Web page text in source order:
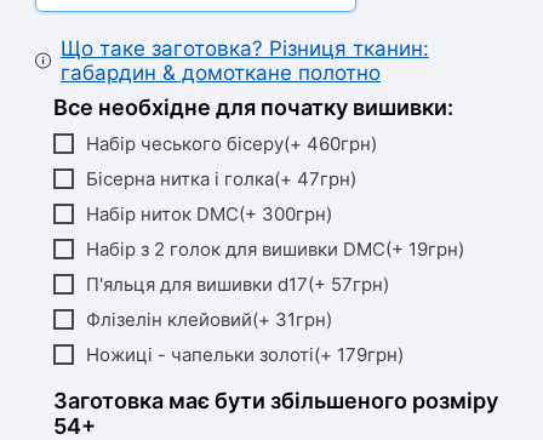
Що таке заготовка? Різниця тканин:
габардин & домоткане полотно
Все необхідне для початку вишивки:
Набір чеського бісеру(+ 460грн)
Бісерна нитка і голка(+ 47грн)
Набір ниток DMC(+ 300грн)
Набір з 2 голок для вишивки DMC(+ 19грн)
П'яльця для вишивки d17(+ 57грн)
Флізелін клейовий(+ 31грн)
Ножиці - чапельки золоті(+ 179грн)
Заготовка має бути збільшеного розміру
54+